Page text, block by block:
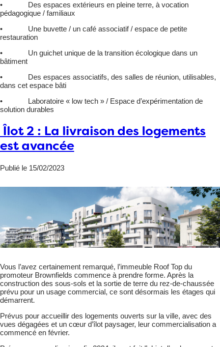
• Des espaces extérieurs en pleine terre, à vocation
pédagogique / familiaux
• Une buvette / un café associatif / espace de petite
restauration
• Un guichet unique de la transition écologique dans un
bâtiment
• Des espaces associatifs, des salles de réunion, utilisables,
dans cet espace bâti
• Laboratoire « low tech » / Espace d’expérimentation de
solution durables
Îlot 2 : La livraison des logements
est avancée
Publié le 15/02/2023
Vous l’avez certainement remarqué, l’immeuble Roof Top du
promoteur Brownfields commence à prendre forme. Après la
construction des sous-sols et la sortie de terre du rez-de-chaussée
prévu pour un usage commercial, ce sont désormais les étages qui
démarrent.
Prévus pour accueillir des logements ouverts sur la ville, avec des
vues dégagées et un cœur d’îlot paysager, leur commercialisation a
commencé en février.